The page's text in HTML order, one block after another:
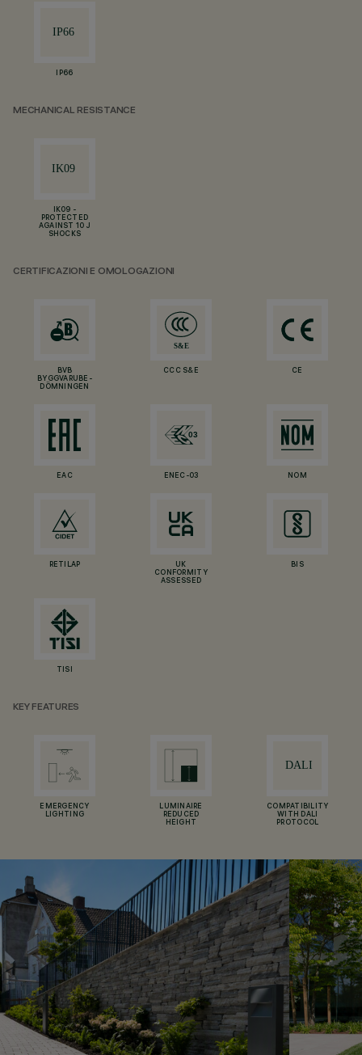
IP66
MECHANICAL RESISTANCE
IK09 -
PROTECTED
AGAINST 10 J
SHOCKS
CERTIFICAZIONI E OMOLOGAZIONI
BVB
BYGGVARUBE-
DÖMNINGEN
CCC S&E CE
EAC ENEC-03 NOM
RETILAP
UK
CONFORMITY
ASSESSED
BIS
TISI
KEY FEATURES
EMERGENCY
LIGHTING
LUMINAIRE
REDUCED
HEIGHT
COMPATIBILITY
WITH DALI
PROTOCOL